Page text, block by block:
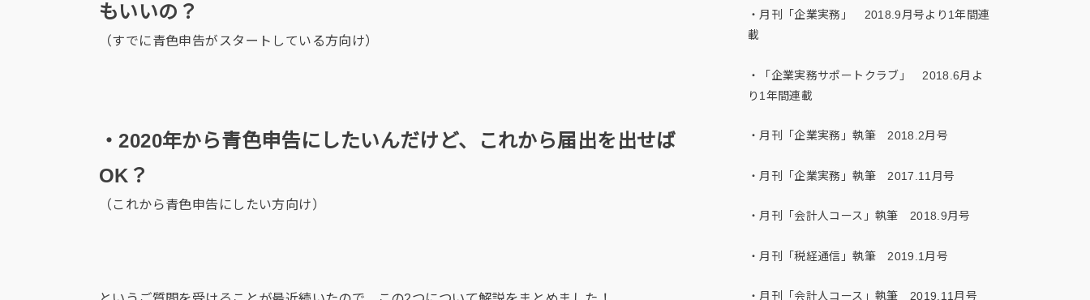
もいいの？
（すでに青色申告がスタートしている方向け）
・2020年から青色申告にしたいんだけど、これから届出を出せば
OK？
（これから青色申告にしたい方向け）
・月刊「企業実務」 2018.9月号より1年間連
載
・「企業実務サポートクラブ」 2018.6月よ
り1年間連載
・月刊「企業実務」執筆 2018.2月号
・月刊「企業実務」執筆 2017.11月号
・月刊「会計人コース」執筆 2018.9月号
・月刊「税経通信」執筆 2019.1月号
・月刊「会計人コース」執筆 2019.11月号